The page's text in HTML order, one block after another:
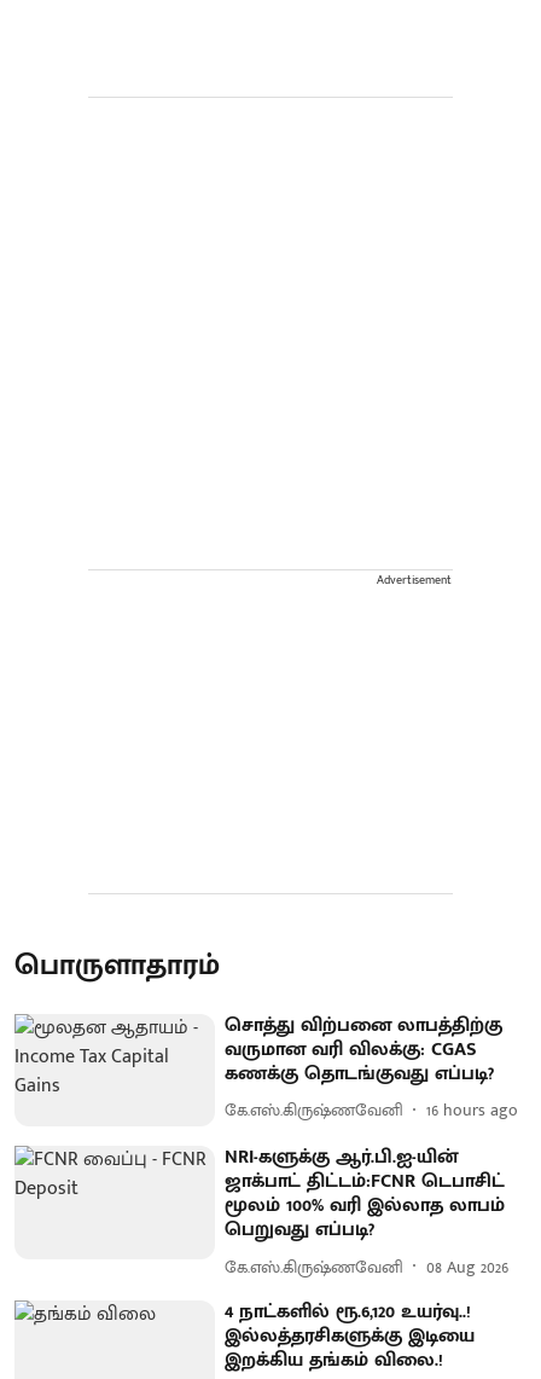
Advertisement
பொருளாதாரம்
சொத்து விற்பனை லாபத்திற்கு
வருமான வரி விலக்கு: CGAS
கணக்கு தொடங்குவது எப்படி?
கே.எஸ்.கிருஷ்ணவேனி 16 hours ago
NRI-களுக்கு ஆர்.பி.ஐ-யின்
ஜாக்பாட் திட்டம்:FCNR டெபாசிட்
மூலம் 100% வரி இல்லாத லாபம்
பெறுவது எப்படி?
கே.எஸ்.கிருஷ்ணவேனி 08 Aug 2026
4 நாட்களில் ரூ.6,120 உயர்வு..!
இல்லத்தரசிகளுக்கு இடியை
இறக்கிய தங்கம் விலை.!